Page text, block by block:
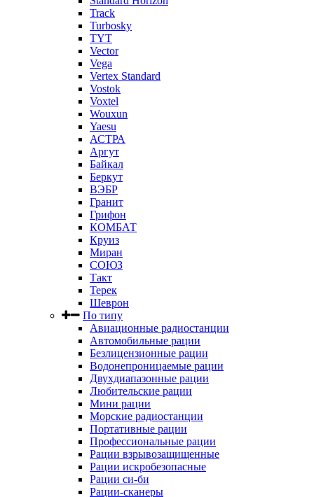
Track
Turbosky
TYT
Vector
Vega
Vertex Standard
Vostok
Voxtel
Wouxun
Yaesu
АСТРА
Аргут
Байкал
Беркут
ВЭБР
Гранит
Грифон
КОМБАТ
Круиз
Миран
СОЮЗ
Такт
Терек
Шеврон
По типу
Авиационные радиостанции
Автомобильные рации
Безлицензионные рации
Водонепроницаемые рации
Двухдиапазонные рации
Любительские рации
Мини рации
Морские радиостанции
Портативные рации
Профессиональные рации
Рации взрывозащищенные
Рации искробезопасные
Рации си-би
Рации-сканеры